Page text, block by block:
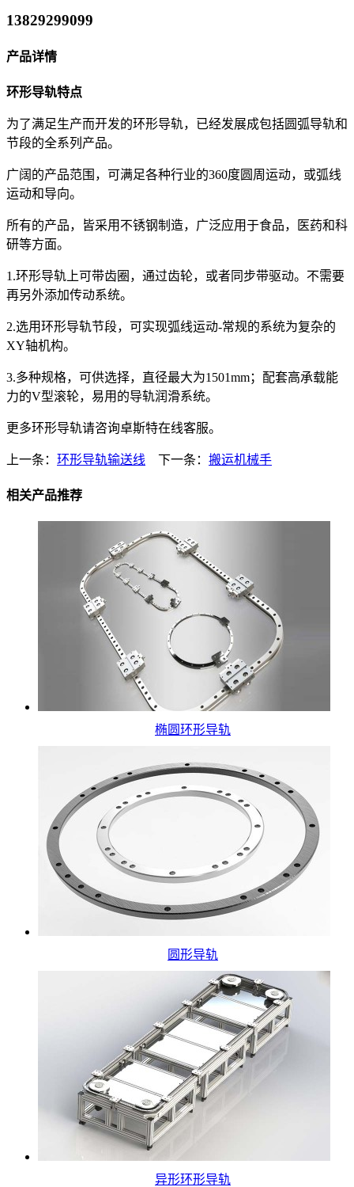
13829299099
产品详情
环形导轨特点
为了满足生产而开发的环形导轨，已经发展成包括圆弧导轨和
节段的全系列产品。
广阔的产品范围，可满足各种行业的360度圆周运动，或弧线
运动和导向。
所有的产品，皆采用不锈钢制造，广泛应用于食品，医药和科
研等方面。
1.环形导轨上可带齿圈，通过齿轮，或者同步带驱动。不需要
再另外添加传动系统。
2.选用环形导轨节段，可实现弧线运动-常规的系统为复杂的
XY轴机构。
3.多种规格，可供选择，直径最大为1501mm；配套高承载能
力的V型滚轮，易用的导轨润滑系统。
更多环形导轨请咨询卓斯特在线客服。
上一条： 环形导轨输送线 下一条： 搬运机械手
相关产品推荐
椭圆环形导轨
圆形导轨
异形环形导轨